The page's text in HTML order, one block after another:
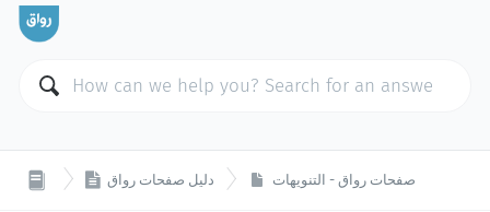
 دليل صفحات رواق صفحات رواق - التنويهات